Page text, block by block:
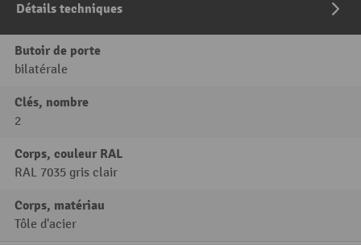
Détails techniques
Butoir de porte
bilatérale
Clés, nombre
2
Corps, couleur RAL
RAL 7035 gris clair
Corps, matériau
Tôle d'acier